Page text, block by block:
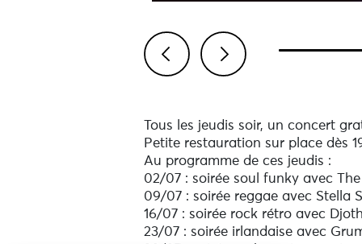
Tous les jeudis soir, un concert
Petite restauration sur place dès
Au programme de ces jeudis :
02/07 : soirée soul funky avec
09/07 : soirée reggae avec Stella
16/07 : soirée rock rétro avec
23/07 : soirée irlandaise avec